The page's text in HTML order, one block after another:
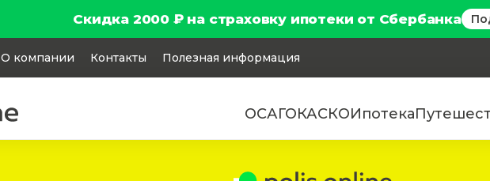
Скидка 2000 ₽ на страховку ипотеки от Сбербанка
О компании Контакты Полезная информация
ОСАГОКАСКОИпотека